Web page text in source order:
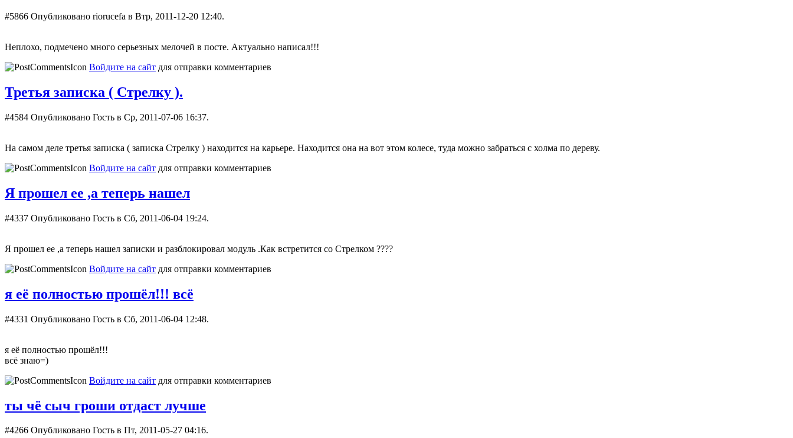
#5866 Опубликовано riorucefa в Втр, 2011-12-20 12:40.
Неплохо, подмечено много серьезных мелочей в посте. Актуально написал!!!
Войдите на сайт для отправки комментариев
Третья записка ( Стрелку ).
#4584 Опубликовано Гость в Ср, 2011-07-06 16:37.
На самом деле третья записка ( записка Стрелку ) находится на карьере. Находится она на вот этом колесе, туда можно забраться с холма по дереву.
Войдите на сайт для отправки комментариев
Я прошел ее ,а теперь нашел
#4337 Опубликовано Гость в Сб, 2011-06-04 19:24.
Я прошел ее ,а теперь нашел записки и разблокировал модуль .Как встретится со Стрелком ????
Войдите на сайт для отправки комментариев
я её полностью прошёл!!! всё
#4331 Опубликовано Гость в Сб, 2011-06-04 12:48.
я её полностью прошёл!!!
всё знаю=)
Войдите на сайт для отправки комментариев
ты чё сыч гроши отдаст лучше
#4266 Опубликовано Гость в Пт, 2011-05-27 04:16.